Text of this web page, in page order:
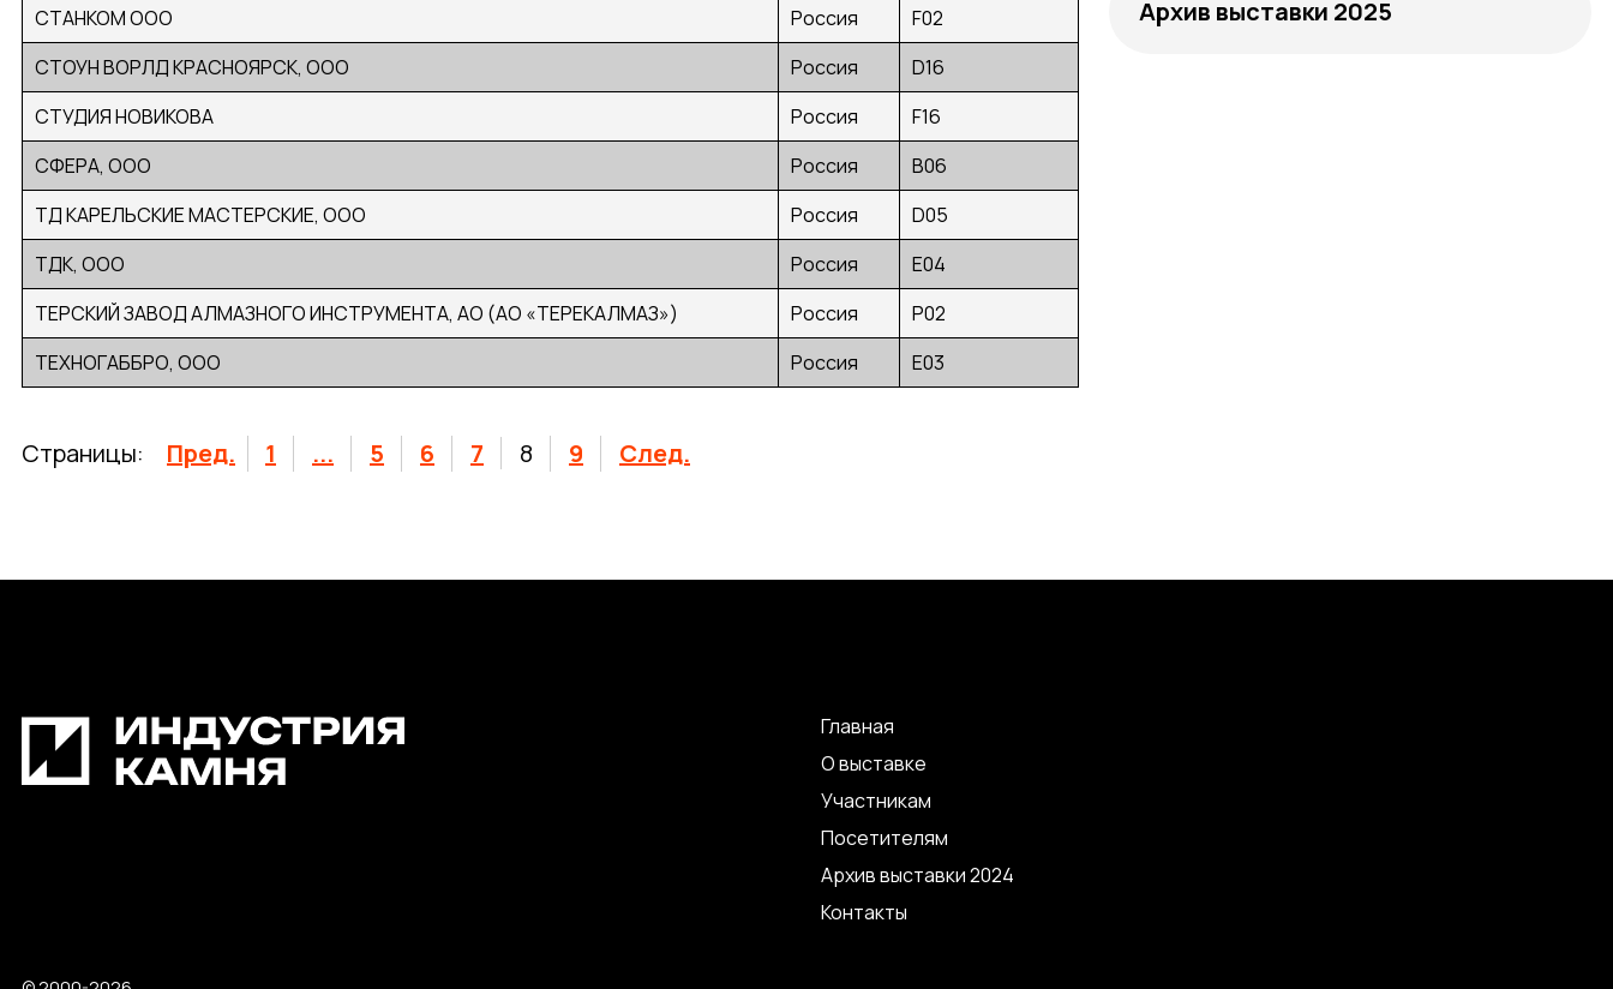
СТАНКОМ ООО
Россия
F02
СТОУН ВОРЛД КРАСНОЯРСК, ООО
Россия
D16
СТУДИЯ НОВИКОВА
Россия
F16
СФЕРА, ООО
Россия
B06
ТД КАРЕЛЬСКИЕ МАСТЕРСКИЕ, ООО
Россия
D05
ТДК, ООО
Россия
E04
ТЕРСКИЙ ЗАВОД АЛМАЗНОГО ИНСТРУМЕНТА, АО (АО «ТЕРЕКАЛМАЗ»)
Россия
P02
ТЕХНОГАББРО, ООО
Россия E03
Страницы: Пред. 1 ... 5 6 7 8 9 След.
Архив выставки 2025
Главная
О выставке
Участникам
Посетителям
Архив выставки 2024
Контакты